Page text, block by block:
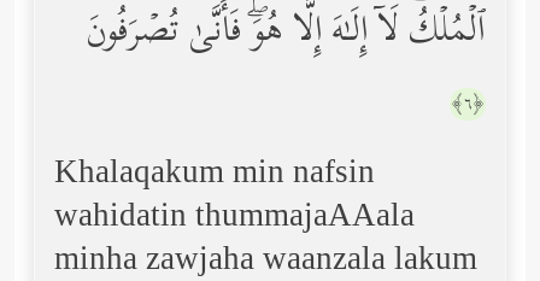
ٱلۡمُلۡكُۖ لَاۤ إِلَـٰهَ إِلَّا هُوَۖ فَأَنَّىٰ تُصۡرَفُونَ
﴿٦﴾
Khalaqakum min nafsin
wahidatin thummajaAAala
minha zawjaha waanzala lakum